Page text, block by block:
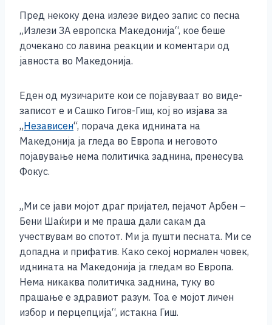
c
e
b
o
k
ss
e
n
er
tt
er
at
s
p
er ai
l
p
y
k
ar
Пред некоку дена излезе видео запис со песна
„Излези ЗА европска Македонија“, кое беше
дочекано со лавина реакции и коментари од
јавноста во Македонија.
Еден од музичарите кои се појавуваат во виде-
записот е и Сашко Гигов-Гиш, кој во изјава за
„Независен“, порача дека иднината на
Македонија ја гледа во Европа и неговото
појавување нема политичка заднина, пренесува
Фокус.
„Ми се јави мојот драг пријател, пејачот Арбен –
Бени Шаќири и ме праша дали сакам да
учествувам во спотот. Ми ја пушти песната. Ми се
допадна и прифатив. Како секој нормален човек,
иднината на Македонија ја гледам во Европа.
Нема никаква политичка заднина, туку во
прашање е здравиот разум. Тоа е мојот личен
избор и перцепција“, истакна Гиш.